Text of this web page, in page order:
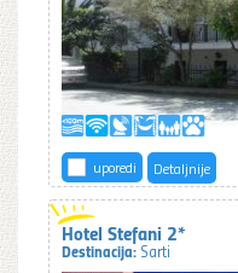
uporedi Detaljnije
Hotel Stefani 2*
Destinacija: Sarti